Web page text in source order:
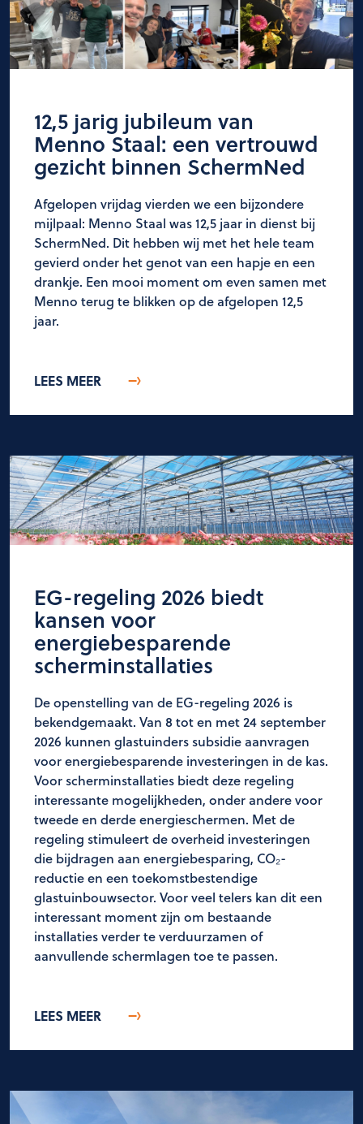
12,5 jarig jubileum van
Menno Staal: een vertrouwd
gezicht binnen SchermNed
Afgelopen vrijdag vierden we een bijzondere
mijlpaal: Menno Staal was 12,5 jaar in dienst bij
SchermNed. Dit hebben wij met het hele team
gevierd onder het genot van een hapje en een
drankje. Een mooi moment om even samen met
Menno terug te blikken op de afgelopen 12,5
jaar.
LEES MEER
EG-regeling 2026 biedt
kansen voor
energiebesparende
scherminstallaties
De openstelling van de EG-regeling 2026 is
bekendgemaakt. Van 8 tot en met 24 september
2026 kunnen glastuinders subsidie aanvragen
voor energiebesparende investeringen in de kas.
Voor scherminstallaties biedt deze regeling
interessante mogelijkheden, onder andere voor
tweede en derde energieschermen. Met de
regeling stimuleert de overheid investeringen
die bijdragen aan energiebesparing, CO₂-
reductie en een toekomstbestendige
glastuinbouwsector. Voor veel telers kan dit een
interessant moment zijn om bestaande
installaties verder te verduurzamen of
aanvullende schermlagen toe te passen.
LEES MEER